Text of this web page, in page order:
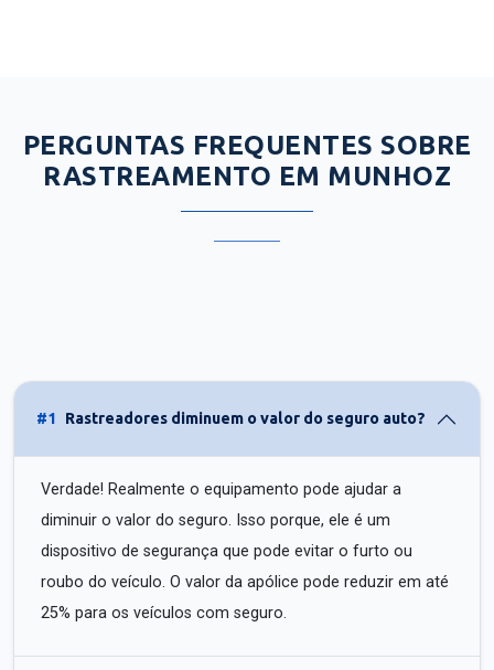
PERGUNTAS FREQUENTES SOBRE
RASTREAMENTO EM MUNHOZ
#1 Rastreadores diminuem o valor do seguro auto?
Verdade! Realmente o equipamento pode ajudar a
diminuir o valor do seguro. Isso porque, ele é um
dispositivo de segurança que pode evitar o furto ou
roubo do veículo. O valor da apólice pode reduzir em até
25% para os veículos com seguro.